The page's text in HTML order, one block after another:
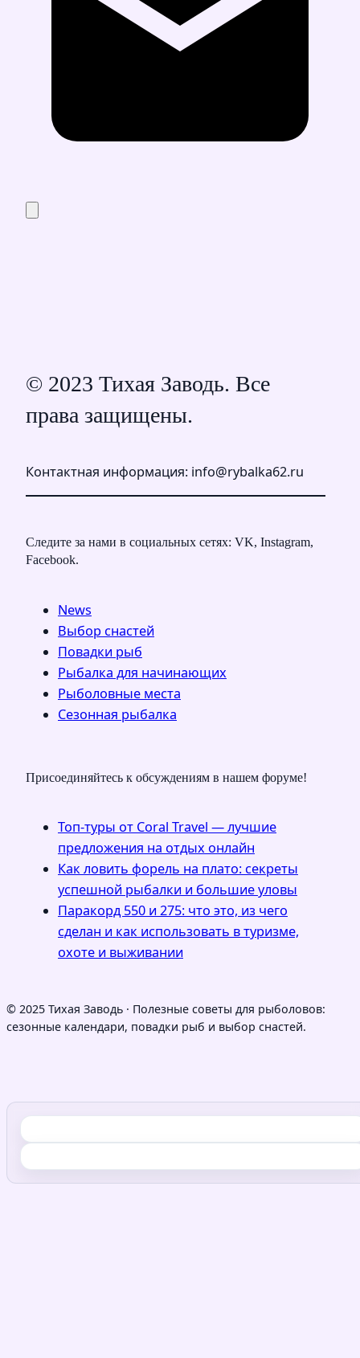
© 2023 Тихая Заводь. Все
права защищены.
Контактная информация: info@rybalka62.ru
Следите за нами в социальных сетях: VK, Instagram,
Facebook.
News
Выбор снастей
Повадки рыб
Рыбалка для начинающих
Рыболовные места
Сезонная рыбалка
Присоединяйтесь к обсуждениям в нашем форуме!
Топ-туры от Coral Travel — лучшие
предложения на отдых онлайн
Как ловить форель на плато: секреты
успешной рыбалки и большие уловы
Паракорд 550 и 275: что это, из чего
сделан и как использовать в туризме,
охоте и выживании
© 2025 Тихая Заводь · Полезные советы для рыболовов:
сезонные календари, повадки рыб и выбор снастей.